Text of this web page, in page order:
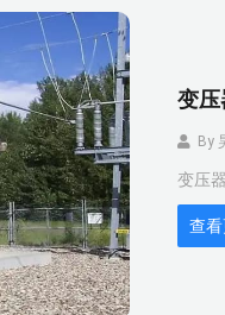
变压
By
变压
查